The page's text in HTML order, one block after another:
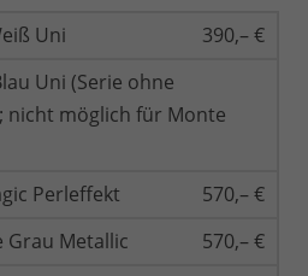
Uni 390,– €
Uni (Serie ohne
nicht möglich für Monte
Perleffekt 570,– €
Grau Metallic 570,– €